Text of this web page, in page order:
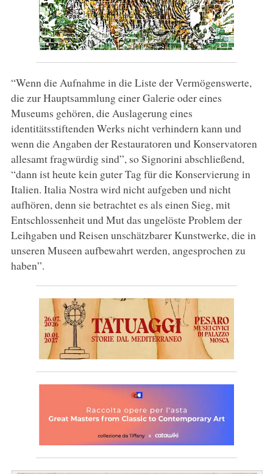
“Wenn die Aufnahme in die Liste der Vermögenswerte,
die zur Hauptsammlung einer Galerie oder eines
Museums gehören, die Auslagerung eines
identitätsstiftenden Werks nicht verhindern kann und
wenn die Angaben der Restauratoren und Konservatoren
allesamt fragwürdig sind”, so Signorini abschließend,
“dann ist heute kein guter Tag für die Konservierung in
Italien. Italia Nostra wird nicht aufgeben und nicht
aufhören, denn sie betrachtet es als einen Sieg, mit
Entschlossenheit und Mut das ungelöste Problem der
Leihgaben und Reisen unschätzbarer Kunstwerke, die in
unseren Museen aufbewahrt werden, angesprochen zu
haben”.